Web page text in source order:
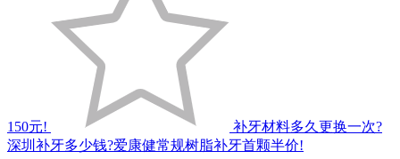
150元!
补牙材料多久更换一次?
深圳补牙多少钱?爱康健常规树脂补牙首颗半价!